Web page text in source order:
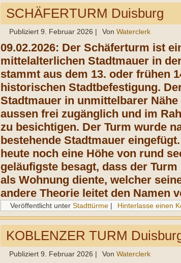
SCHÄFERTURM Duisburg
Publiziert 9. Februar 2026 | Von Waterclerk
09.02.2026: Der Schäferturm ist
mittelalterlichen Stadtmauer in
stammt aus dem 13. oder frühen
historischen Stadtbefestigung.
Stadtmauer in unmittelbarer
aussen frei zugänglich und im
zu besichtigen. Der Turm wurde
bestehende Stadtmauer
heute noch eine Höhe von rund
geläufigste besagt, dass der
als Wohnung diente, welcher
andere Theorie leitet den Namen
Veröffentlicht unter Stadttürme | Hinterlasse einen
KOBLENZER TURM
Publiziert 9. Februar 2026 | Von Waterclerk